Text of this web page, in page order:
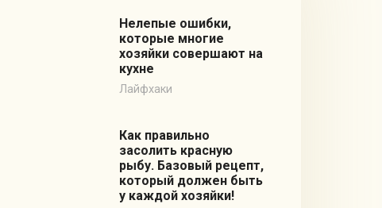
Нелепые ошибки,
которые многие
хозяйки совершают на
кухне
Лайфхаки
Как правильно
засолить красную
рыбу. Базовый рецепт,
который должен быть
у каждой хозяйки!